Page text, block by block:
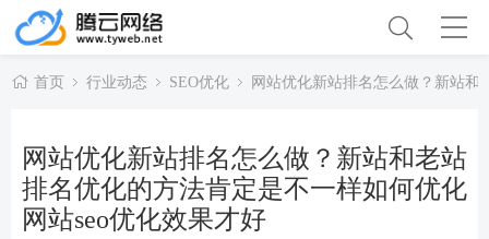
首页 行业动态 SEO优化 网站优化新站排名怎么做？新站和
网站优化新站排名怎么做？新站和老站
排名优化的方法肯定是不一样如何优化
网站seo优化效果才好